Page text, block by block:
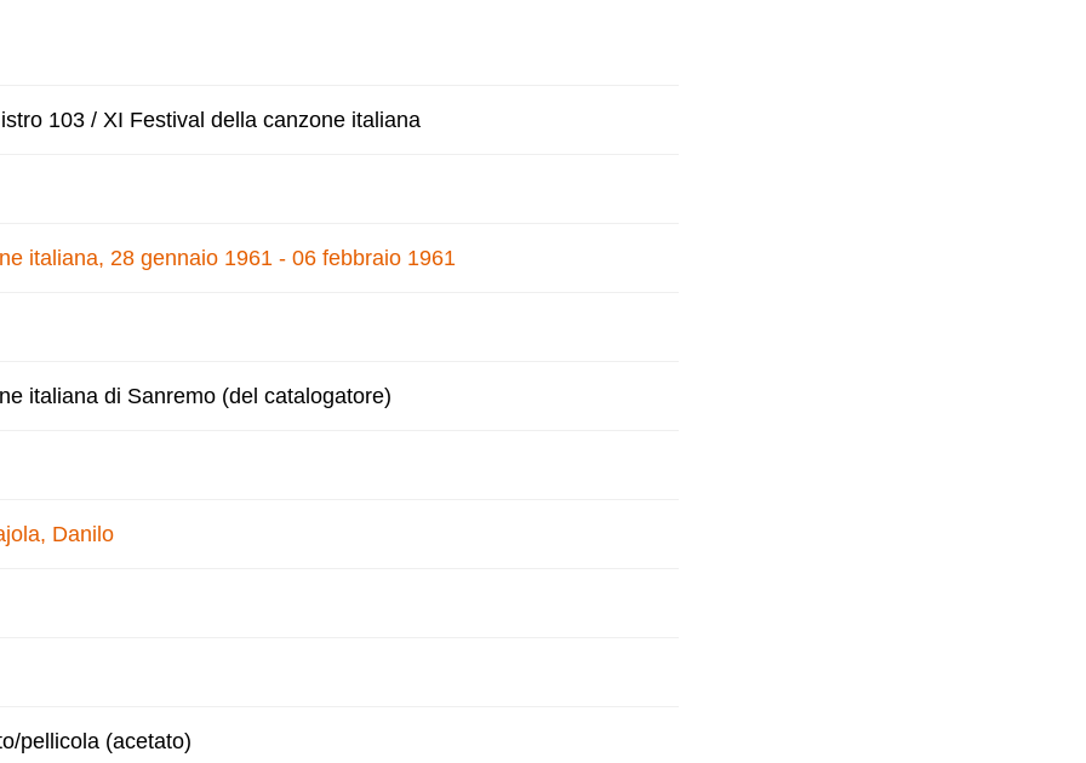
103 / XI Festival della canzone italiana
italiana, 28 gennaio 1961 - 06 febbraio 1961
italiana di Sanremo (del catalogatore)
Danilo
pellicola (acetato)